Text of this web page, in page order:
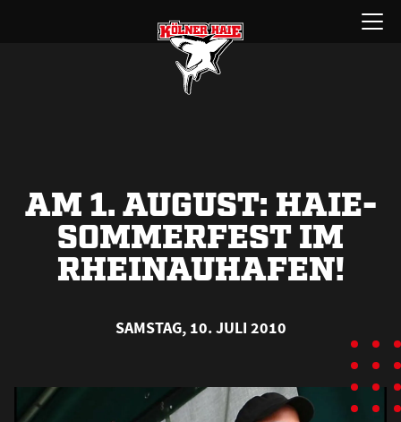
Menü
öffnen
AM 1. AUGUST: HAIE-
SOMMERFEST IM
RHEINAUHAFEN!
SAMSTAG, 10. JULI 2010